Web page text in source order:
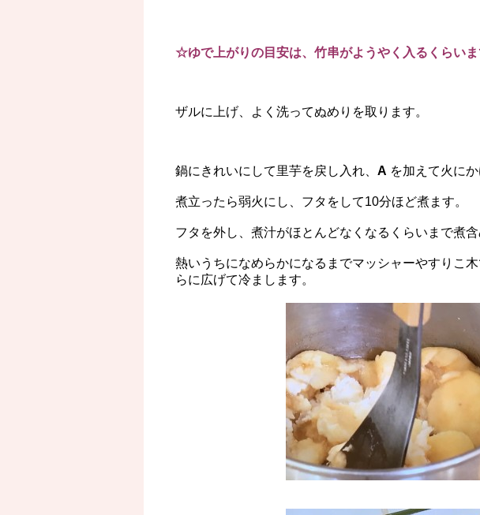
☆ゆで上がりの目安は、竹串がようやく入るくらいま
ザルに上げ、よく洗ってぬめりを取ります。
鍋にきれいにして里芋を戻し入れ、 A を加えて火にか
煮立ったら弱火にし、フタをして10分ほど煮ます。
フタを外し、煮汁がほとんどなくなるくらいまで煮含
熱いうちになめらかになるまでマッシャーやすりこ
らに広げて冷まします。